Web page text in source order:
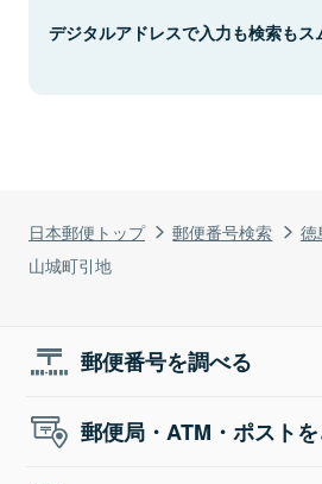
日本郵便トップ 郵便番号検索 徳
山城町引地
デジタルアドレスで入力も検索もス
郵便番号を調べる
郵便局・ATM・ポスト